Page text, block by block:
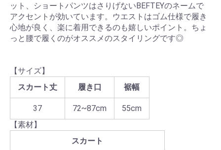
ット、ショートパンツはさりげないBEFTEYのネームで
アクセントが効いています。ウエストはゴム仕様で履き
心地が良く、楽に着用できるのも嬉しいポイント。ちょ
っと腰で履くのがオススメのスタイリングです◎
【サイズ】
スカート丈
履き口 裾幅
37 72~87cm
55cm
【素材】
スカート